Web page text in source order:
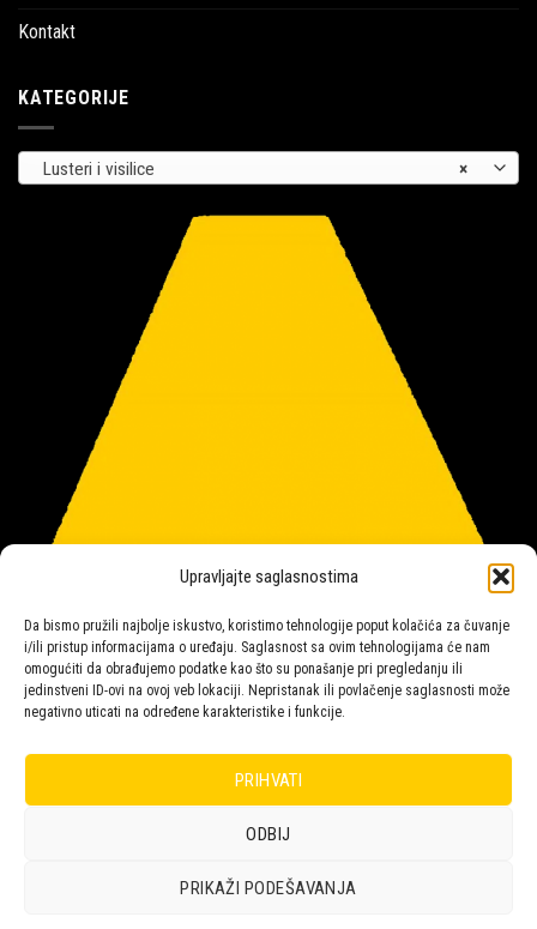
Upravljajte saglasnostima
Da bismo pružili najbolje iskustvo, koristimo tehnologije poput kolačića za čuvanje
i/ili pristup informacijama o uređaju. Saglasnost sa ovim tehnologijama će nam
omogućiti da obrađujemo podatke kao što su ponašanje pri pregledanju ili
jedinstveni ID-ovi na ovoj veb lokaciji. Nepristanak ili povlačenje saglasnosti može
negativno uticati na određene karakteristike i funkcije.
PRIHVATI
ODBIJ
PRIKAŽI PODEŠAVANJA
Kontakt
KATEGORIJE
×
Lusteri i visilice